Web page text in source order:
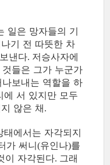
일은 망자들의 기
기 전 따뜻한 차
낸다. 저승사자에
들은 그가 누군가
보내는 역할을 하
에 서 있지만 모두
않은 채.
태에서는 자각되지
가 써니(유인나)를
이 자각된다. 그래